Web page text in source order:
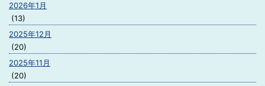
2026年1月
(13)
2025年12月
(20)
2025年11月
(20)